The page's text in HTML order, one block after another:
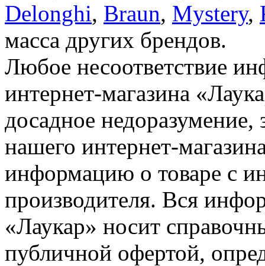
Delonghi, Braun, Mystery,
масса других брендов.
Любое несоответствие
интернет-магазина
досадное недоразумение,
нашего интернет-
информацию о товаре с
производителя. Вся
«Лаукар» носит
публичной офертой,